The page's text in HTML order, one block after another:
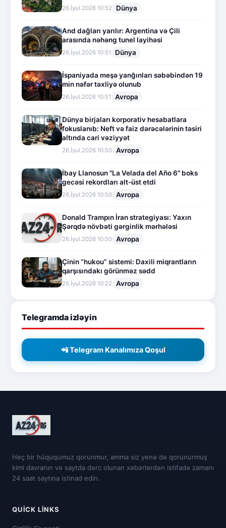
26.İyul.2026 10:52 Dünya
And dağları yarılır: Argentina və Çili
arasında nəhəng tunel layihəsi
26.İyul.2026 10:51 Dünya
İspaniyada meşə yanğınları səbəbindən 19
min nəfər təxliyə olunub
26.İyul.2026 10:51 Avropa
Dünya birjaları korporativ hesabatlara
fokuslanıb: Neft və faiz dərəcələrinin təsiri
altında cari vəziyyət
26.İyul.2026 10:50 Avropa
İbay Llanosun "La Velada del Año 6" boks
gecəsi rekordları alt-üst etdi
26.İyul.2026 10:50 Avropa
Donald Trampın İran strategiyası: Yaxın
Şərqdə növbəti gərginlik mərhələsi
26.İyul.2026 10:50 Avropa
Çinin “hukou” sistemi: Daxili miqrantların
qarşısındakı görünməz sədd
26.İyul.2026 10:22 Avropa
Telegramda izləyin
📲 Telegram Kanalımıza Qoşul
Heç bir hüququmuz qorunmur, amma siz yenə də qorunurmuş
kimi davranın və saytda dərc olunan xəbərlərdən istifadə zamanı
24 saat saytına istinad edin.
QUICK LINKS